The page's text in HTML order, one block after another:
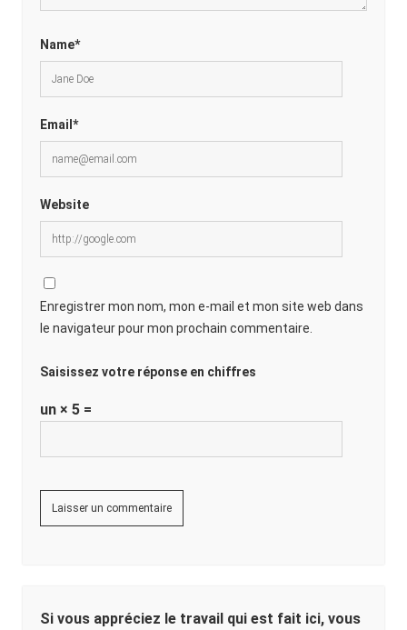
Name*
Email*
Website
Enregistrer mon nom, mon e-mail et mon site web dans
le navigateur pour mon prochain commentaire.
Saisissez votre réponse en chiffres
un × 5 =
Si vous appréciez le travail qui est fait ici, vous